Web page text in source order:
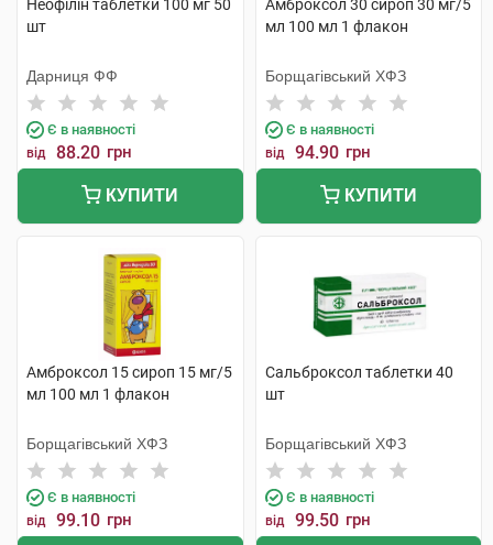
Неофілін таблетки 100 мг 50
шт
Дарниця ФФ
Є в наявності
від 88.20 грн
КУПИТИ
Амброксол 30 сироп 30 мг/5
мл 100 мл 1 флакон
Борщагівський ХФЗ
Є в наявності
від 94.90 грн
КУПИТИ
Амброксол 15 сироп 15 мг/5
мл 100 мл 1 флакон
Борщагівський ХФЗ
Є в наявності
від 99.10 грн
Сальброксол таблетки 40
шт
Борщагівський ХФЗ
Є в наявності
від 99.50 грн